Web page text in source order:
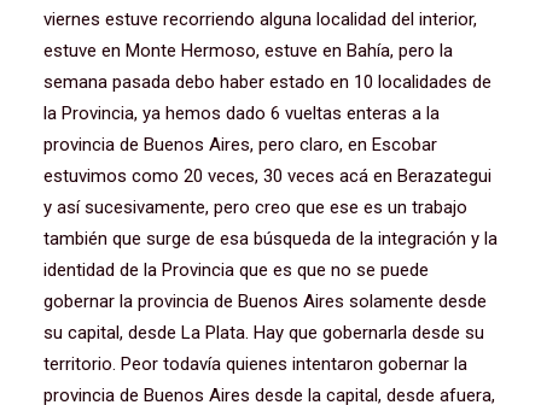
viernes estuve recorriendo alguna localidad del interior,
estuve en Monte Hermoso, estuve en Bahía, pero la
semana pasada debo haber estado en 10 localidades de
la Provincia, ya hemos dado 6 vueltas enteras a la
provincia de Buenos Aires, pero claro, en Escobar
estuvimos como 20 veces, 30 veces acá en Berazategui
y así sucesivamente, pero creo que ese es un trabajo
también que surge de esa búsqueda de la integración y la
identidad de la Provincia que es que no se puede
gobernar la provincia de Buenos Aires solamente desde
su capital, desde La Plata. Hay que gobernarla desde su
territorio. Peor todavía quienes intentaron gobernar la
provincia de Buenos Aires desde la capital, desde afuera,